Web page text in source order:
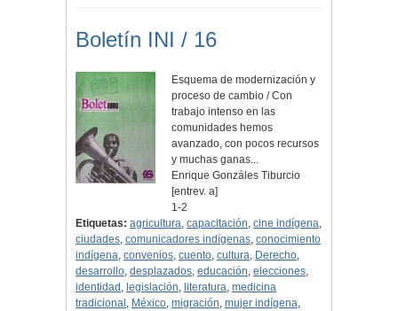
Boletín INI / 16
Esquema de modernización y
proceso de cambio / Con
trabajo intenso en las
comunidades hemos
avanzado, con pocos recursos
y muchas ganas...
Enrique Gonzáles Tiburcio
[entrev. a]
1-2
Etiquetas: agricultura, capacitación, cine indígena,
ciudades, comunicadores indígenas, conocimiento
indígena, convenios, cuento, cultura, Derecho,
desarrollo, desplazados, educación, elecciones,
identidad , legislación, literatura, medicina
tradicional , México, migración, mujer indígena,